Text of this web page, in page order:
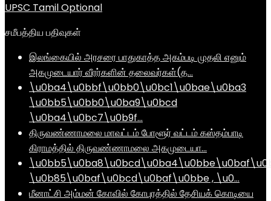
UPSC Tamil Optional
சமீபத்திய பதிவுகள்
இலங்கையில் அரசரை பாதுகாத்த அகம்படி முதலி எனும்
அகமுடையார் வீரர்களின் தலைவர்கள்(த…
\u0ba4\u0bbf\u0bb0\u0bc1\u0bae\u0ba3
\u0bb5\u0bb0\u0ba9\u0bcd
\u0ba4\u0bc7\u0b9f…
திருவண்ணாமலை மாவட்டம் போளூர் வட்டம் கஸ்தம்பாடி
கிராமத்தில் திருவண்ணாமலை அகமுடையா…
\u0b85\u0baf\u0bcd\u0baf\u0bbe , \u0…
மீனாட்சி அம்மன் கோவில் கோபுரத்தில் தேசியக் கொடியை